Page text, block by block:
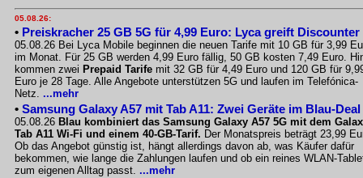
05.08.26:
• Preiskracher 25 GB 5G für 4,99 Euro: Lyca greift Discounter
05.08.26 Bei Lyca Mobile beginnen die neuen Tarife mit 10 GB für 3,99
im Monat. Für 25 GB werden 4,99 Euro fällig, 50 GB kosten 7,49 Euro.
kommen zwei Prepaid Tarife mit 32 GB für 4,49 Euro und 120 GB für
Euro je 28 Tage. Alle Angebote unterstützen 5G und laufen im Telefónica-
Netz. ...mehr
• Samsung Galaxy A57 mit Tab A11: Zwei Geräte im Blau-Deal
05.08.26 Blau kombiniert das Samsung Galaxy A57 5G mit dem
Tab A11 Wi-Fi und einem 40-GB-Tarif. Der Monatspreis beträgt 23,99
Ob das Angebot günstig ist, hängt allerdings davon ab, was Käufer dafür
bekommen, wie lange die Zahlungen laufen und ob ein reines WLAN-
zum eigenen Alltag passt. ...mehr